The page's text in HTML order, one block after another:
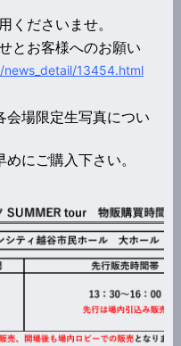
くださいませ。
とお客様へのお願い
13454.html
会場限定生写真につい
にご購入下さい。